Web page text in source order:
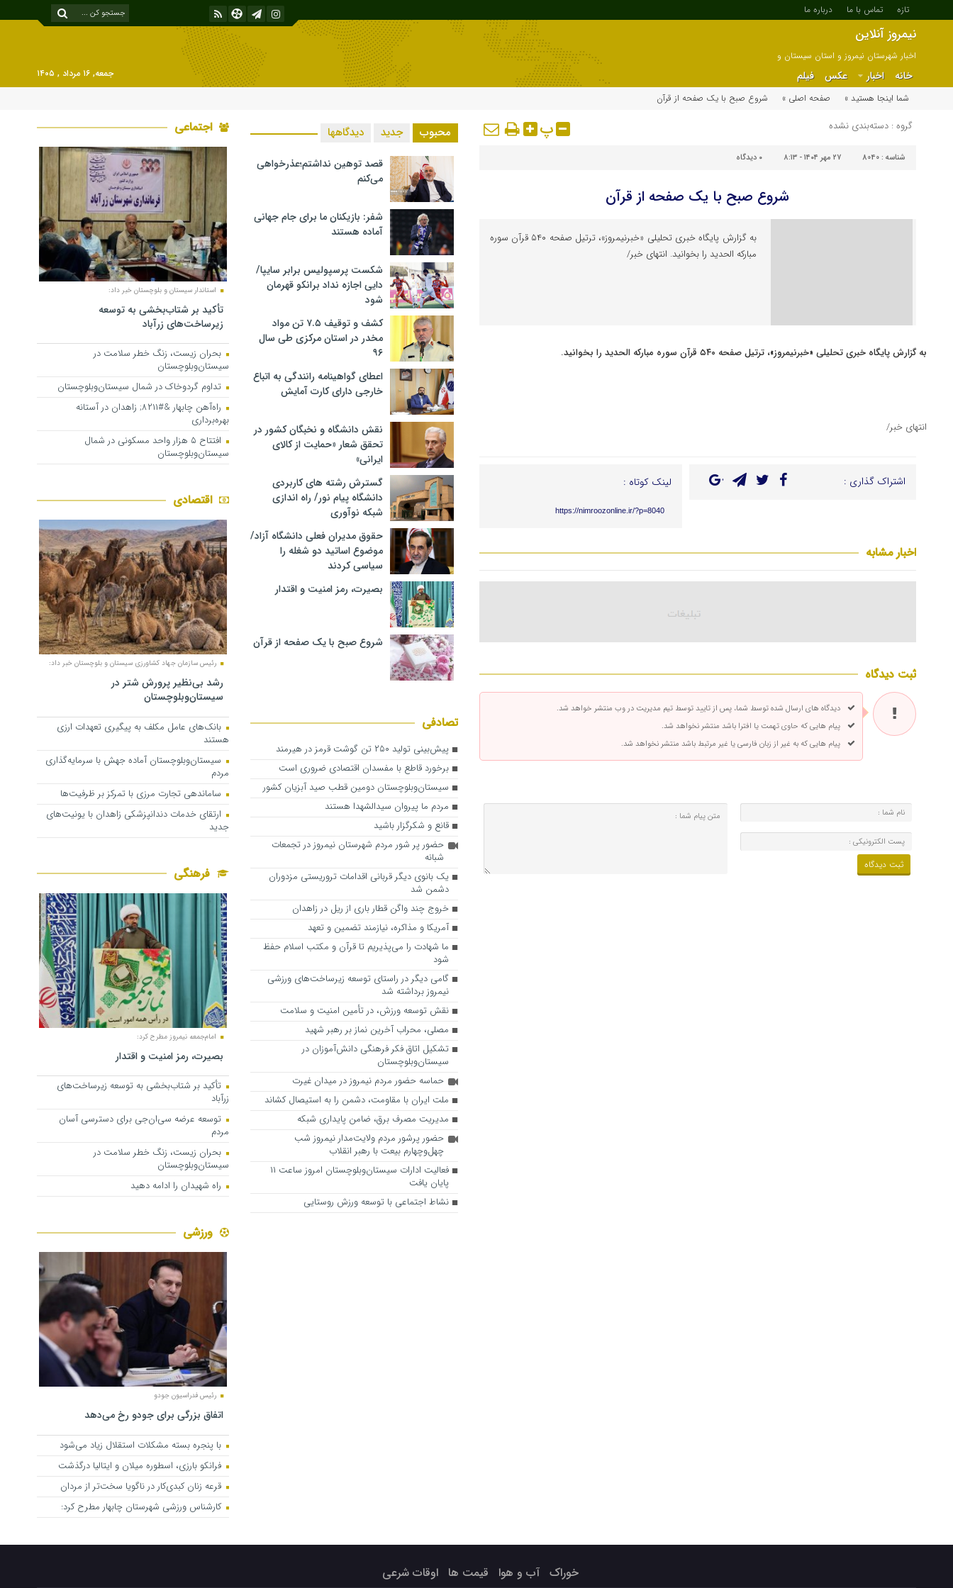
تازه تماس با ما درباره ما
نیمروز آنلاین
اخبار شهرستان نیمروز و استان سیستان و
بلوچستان
خانه اخبار عکس فیلم
جمعه, ۱۶ مرداد , ۱۴۰۵
شما اینجا هستید »
صفحه اصلی » شروع صبح با یک صفحه از قرآن
گروه : دسته‌بندی نشده پ
شناسه : 8040 ۲۷ مهر ۱۴۰۴ - ۸:۱۳ ۰ دیدگاه
شروع صبح با یک صفحه از قرآن
به گزارش پایگاه خبری تحلیلی «خبرنیمروز»، ترتیل صفحه ۵۴۰ قرآن سوره
مبارکه الحدید را بخوانید. انتهای خبر/
به گزارش پایگاه خبری تحلیلی «خبرنیمروز»، ترتیل صفحه ۵۴۰ قرآن سوره مبارکه الحدید را بخوانید.
انتهای خبر/
اشتراک گذاری : لینک کوتاه :
https://nimroozonline.ir/?p=8040
اخبار مشابه
ثبت دیدگاه
دیدگاه های ارسال شده توسط شما، پس از تایید توسط تیم مدیریت در وب منتشر خواهد شد.
پیام هایی که حاوی تهمت یا افترا باشد منتشر نخواهد شد.
پیام هایی که به غیر از زبان فارسی یا غیر مرتبط باشد منتشر نخواهد شد.
محبوب جدید دیدگاهها
قصد توهین نداشتم؛عذرخواهی
می‌کنم
شفر: بازیکنان ما برای جام جهانی
آماده هستند
شکست پرسپولیس برابر سایپا/
دایی اجازه نداد برانکو قهرمان
شود
کشف و توقیف ۷.۵ تن مواد
مخدر در استان مرکزی طی سال
۹۶
اعطای گواهینامه رانندگی به اتباع
خارجی دارای کارت آمایش
نقش دانشگاه و نخبگان کشور در
تحقق شعار «حمایت از کالای
ایرانی»
گسترش رشته های کاربردی
دانشگاه پیام نور/ راه اندازی
شبکه نوآوری
حقوق مدیران فعلی دانشگاه آزاد/
موضوع اساتید دو شغله را
سیاسی کردند
بصیرت، رمز امنیت و اقتدار
شروع صبح با یک صفحه از قرآن
تصادفی
پیش‌بینی تولید ۲۵۰ تن گوشت قرمز در هیرمند
برخورد قاطع با مفسدان اقتصادی ضروری است
سیستان‌وبلوچستان دومین قطب صید آبزیان کشور
مردم ما پیروان سیدالشهدا هستند
قانع و شکرگزار باشید
حضور پر شور مردم شهرستان نیمروز در تجمعات
شبانه
یک بانوی دیگر قربانی اقدامات تروریستی مزدوران
دشمن شد
خروج چند واگن قطار باری از ریل در زاهدان
آمریکا و مذاکره، نیازمند تضمین و تعهد
ما شهادت را می‌پذیریم تا قرآن و مکتب اسلام حفظ
شود
گامی دیگر در راستای توسعه زیرساخت‌های ورزشی
نیمروز برداشته شد
نقش توسعه ورزش، در تأمین امنیت و سلامت
مصلی، محراب آخرین نماز بر رهبر شهید
تشکیل اتاق فکر فرهنگی دانش‌آموزان در
سیستان‌وبلوچستان
حماسه حضور مردم نیمروز در میدان غیرت
ملت ایران با مقاومت، دشمن را به استیصال کشاند
مدیریت مصرف برق، ضامن پایداری شبکه
حضور پرشور مردم ولایت‌مدار نیمروز شب
چهل‌وچهارم بیعت با رهبر انقلاب
فعالیت ادارات سیستان‌وبلوچستان امروز ساعت ۱۱
پایان یافت
نشاط اجتماعی با توسعه ورزش روستایی
اجتماعی
استاندار سیستان و بلوچستان خبر داد:
تأکید بر شتاب‌بخشی به توسعه
زیرساخت‌های زرآباد
بحران زیست، زنگ خطر سلامت در
سیستان‌وبلوچستان
تداوم گردوخاک در شمال سیستان‌وبلوچستان
راه‌آهن چابهار &#۸۲۱۱; زاهدان در آستانه
بهره‌برداری
افتتاح ۵ هزار واحد مسکونی در شمال
سیستان‌وبلوچستان
اقتصادی
رئیس سازمان جهاد کشاورزی سیستان و بلوچستان خبر داد:
رشد بی‌نظیر پرورش شتر در
سیستان‌وبلوچستان
بانک‌های عامل مکلف به پیگیری تعهدات ارزی
هستند
سیستان‌وبلوچستان آماده جهش با سرمایه‌گذاری
مردم
ساماندهی تجارت مرزی با تمرکز بر ظرفیت‌ها
ارتقای خدمات دندانپزشکی زاهدان با یونیت‌های
جدید
فرهنگی
امام‌جمعه نیمروز مطرح کرد:
بصیرت، رمز امنیت و اقتدار
تأکید بر شتاب‌بخشی به توسعه زیرساخت‌های
زرآباد
توسعه عرضه سی‌ان‌جی برای دسترسی آسان
مردم
بحران زیست، زنگ خطر سلامت در
سیستان‌وبلوچستان
راه شهیدان را ادامه دهید
ورزشی
رئیس فدراسیون جودو
اتفاق بزرگی برای جودو رخ می‌دهد
با پنجره بسته مشکلات استقلال زیاد می‌شود
فرانکو بارزی، اسطوره میلان و ایتالیا درگذشت
قرعه زنان کبدی‌کار در ناگویا سخت‌تر از مردان
کارشناس ورزشی شهرستان چابهار مطرح کرد:
خوراک آب و هوا قیمت ها اوقات شرعی